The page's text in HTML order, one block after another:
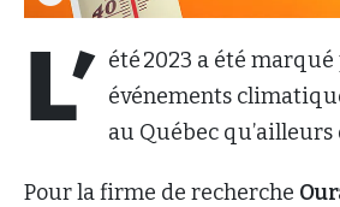
L’ été 2023 a été marqué
événements
au Québec qu’ailleurs
Pour la firme de recherche